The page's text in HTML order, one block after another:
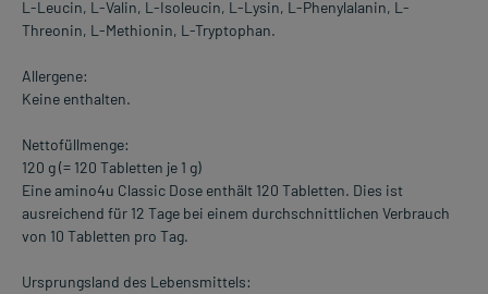
L-Leucin, L-Valin, L-Isoleucin, L-Lysin, L-Phenylalanin, L-
Threonin, L-Methionin, L-Tryptophan.
Allergene:
Keine enthalten.
Nettofüllmenge:
120 g (= 120 Tabletten je 1 g)
Eine amino4u Classic Dose enthält 120 Tabletten. Dies ist
ausreichend für 12 Tage bei einem durchschnittlichen Verbrauch
von 10 Tabletten pro Tag.
Ursprungsland des Lebensmittels: